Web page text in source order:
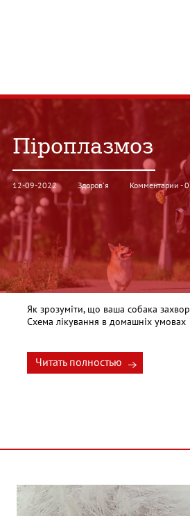
Піроплазмоз
12-09-2022 Здоров'я Комментарии - 0
Як зрозуміти, що ваша собака
Схема лікування в домашніх умовах
Читать полностью